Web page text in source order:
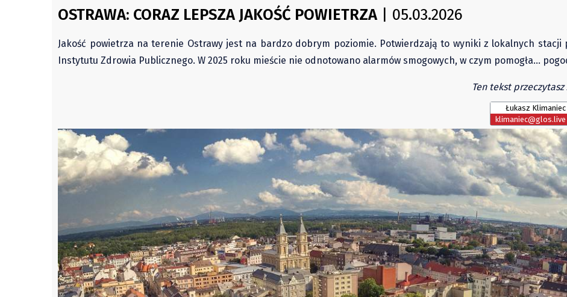
OSTRAWA: CORAZ LEPSZA JAKOŚĆ POWIETRZA | 05.03.2026
Jakość powietrza na terenie Ostrawy jest na bardzo dobrym poziomie. Potwierdzają to wyniki z lokalnych stacji
Instytutu Zdrowia Publicznego. W 2025 roku mieście nie odnotowano alarmów smogowych, w czym pomogła…
Ten tekst przeczytasz
Łukasz Klimaniec
klimaniec@glos.live